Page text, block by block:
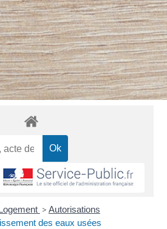
> Autorisations
des eaux usées